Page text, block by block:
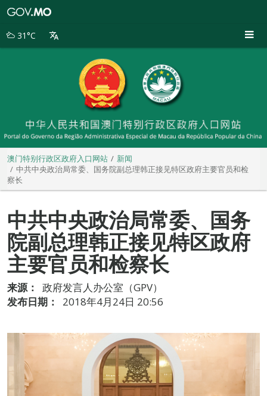
别
31°C
澳门特别行政区政府入口网站
新闻
中共中央政治局常委、国务院副总理韩正接见特区政府主要官员和检
察长
中共中央政治局常委、国务
院副总理韩正接见特区政府
主要官员和检察长
来源：
政府发言人办公室（GPV）
发布日期：
2018年4月24日 20:56